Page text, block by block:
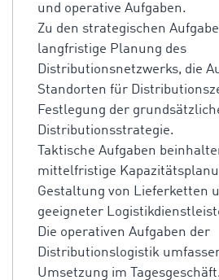
und operative Aufgaben.
Zu den strategischen
langfristige Planung des
Distributionsnetzwerks, die
Standorten für
Festlegung der
Distributionsstrategie.
Taktische Aufgaben
mittelfristige
Gestaltung von Lieferketten
geeigneter
Die operativen Aufgaben der
Distributionslogistik
Umsetzung im